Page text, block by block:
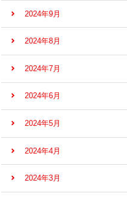
2024年9月
2024年8月
2024年7月
2024年6月
2024年5月
2024年4月
2024年3月